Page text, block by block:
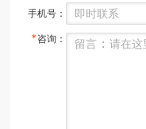
手机号：
*咨询：